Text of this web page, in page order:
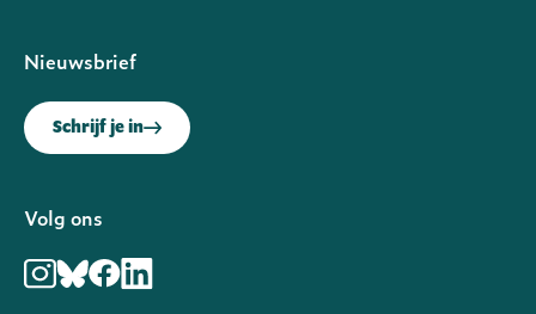
Nieuwsbrief
Schrijf je in
Volg ons